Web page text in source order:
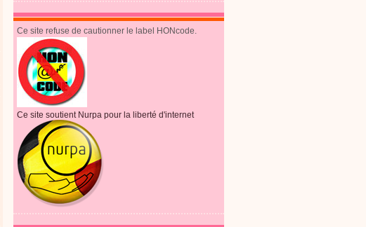
Ce site refuse de cautionner le label HONcode.
Ce site soutient Nurpa pour la liberté d'internet